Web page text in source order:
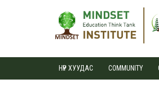
НҮҮР ХУУДАС COMMUNITY